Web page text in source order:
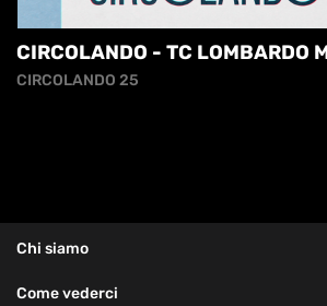
CIRCOLANDO - TC LOMBARDO
CIRCOLANDO 25
Chi siamo
Come vederci